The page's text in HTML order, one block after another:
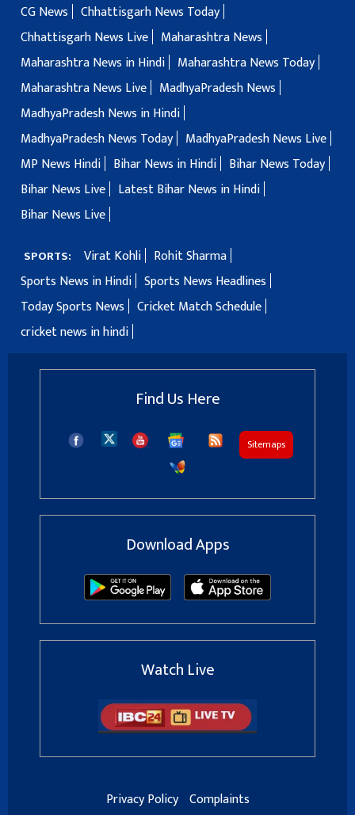
CG News
Chhattisgarh News Today
Chhattisgarh News Live
Maharashtra News
Maharashtra News in Hindi
Maharashtra News Today
Maharashtra News Live
MadhyaPradesh News
MadhyaPradesh News in Hindi
MadhyaPradesh News Today
MadhyaPradesh News Live
MP News Hindi
Bihar News in Hindi
Bihar News Today
Bihar News Live
Latest Bihar News in Hindi
Bihar News Live
SPORTS: Virat Kohli
Rohit Sharma
Sports News in Hindi Sports News Headlines
Today Sports News
Cricket Match Schedule
cricket news in hindi
Find Us Here
Sitemaps
Download Apps
Watch Live
Privacy Policy Complaints